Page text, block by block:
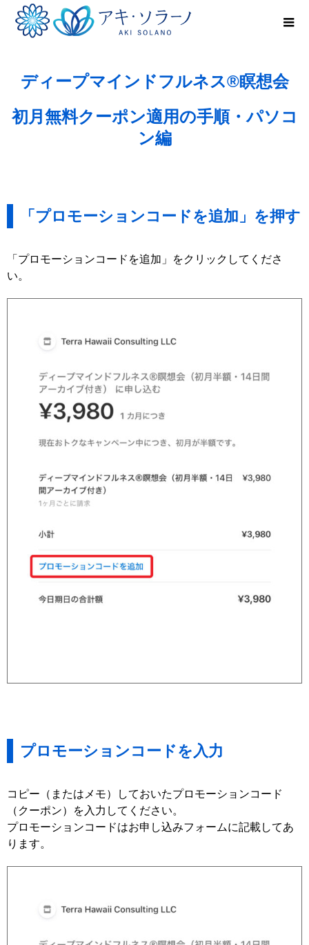
ディープマインドフルネス®瞑想会
初月無料クーポン適用の手順・パソコ
ン編
「プロモーションコードを追加」を押す
「プロモーションコードを追加」をクリックしてくださ
い。
プロモーションコードを入力
コピー（またはメモ）しておいたプロモーションコード
（クーポン）を入力してください。
プロモーションコードはお申し込みフォームに記載してあ
ります。